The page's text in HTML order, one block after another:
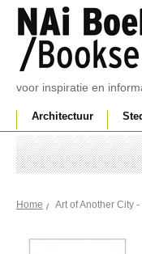
voor inspiratie en
Architectuur
Home Art of Another City